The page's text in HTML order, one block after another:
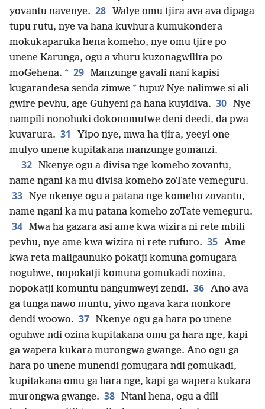
yovantu navenye. 28 Walye omu tjira ava ava dipaga
tupu rutu, nye va hana kuvhura kumukondera
mokukaparuka hena komeho, nye omu tjire po
unene Karunga, ogu a vhuru kuzonagwilira po
moGehena. * 29 Manzunge gavali nani kapisi
kugarandesa senda zimwe * tupu? Nye nalimwe si ali
gwire pevhu, age Guhyeni ga hana kuyidiva. 30 Nye
nampili nonohuki dokonomutwe deni deedi, da pwa
kuvarura. 31
Yipo nye, mwa ha tjira, yeeyi one
mulyo unene kupitakana manzunge gomanzi.
32 Nkenye ogu a divisa nge komeho zovantu,
name ngani ka mu divisa komeho zoTate vemeguru.
33 Nye nkenye ogu a patana nge komeho zovantu,
name ngani ka mu patana komeho zoTate vemeguru.
34 Mwa ha gazara asi ame kwa wizira ni rete mbili
pevhu, nye ame kwa wizira ni rete rufuro. 35 Ame
kwa reta maligaunuko pokatji komuna gomugara
noguhwe, nopokatji komuna gomukadi nozina,
nopokatji komuntu nangumweyi zendi. 36 Ano ava
ga tunga nawo muntu, yiwo ngava kara nonkore
dendi woowo. 37 Nkenye ogu ga hara po unene
oguhwe ndi ozina kupitakana omu ga hara nge, kapi
ga wapera kukara murongwa gwange. Ano ogu ga
hara po unene munendi gomugara ndi gomukadi,
kupitakana omu ga hara nge, kapi ga wapera kukara
murongwa gwange. 38 Ntani hena, ogu a dili